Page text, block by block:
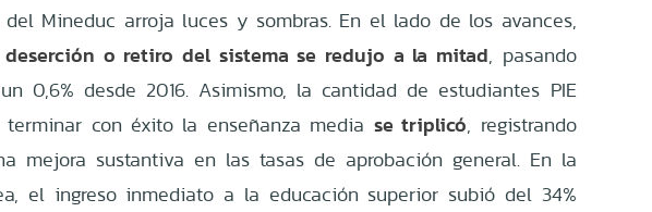
del Mineduc arroja luces y sombras. En el lado de los avances,
o retiro del sistema se redujo a la mitad, pasando
0,6% desde 2016. Asimismo, la cantidad de estudiantes PIE
terminar con éxito la enseñanza media se triplicó, registrando
mejora sustantiva en las tasas de aprobación general. En la
el ingreso inmediato a la educación superior subió del 34%